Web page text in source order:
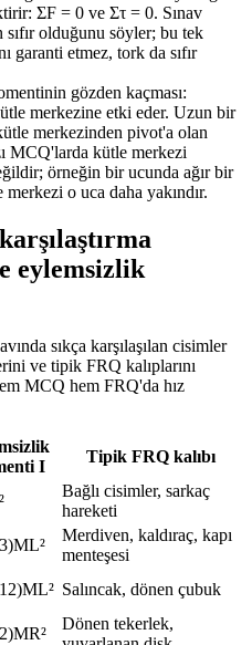
ΣF = 0 ve Στ = 0. Sınav
olduğunu söyler; bu tek
garanti etmez, tork da sıfır
gözden kaçması:
merkezine etki eder. Uzun bir
merkezinden pivot'a olan
MCQ'larda kütle merkezi
örneğin bir ucunda ağır bir
o uca daha yakındır.
eylemsizlik
sıkça karşılaşılan cisimler
ve tipik FRQ kalıplarını
MCQ hem FRQ'da hız
I
Tipik FRQ kalıbı
Bağlı cisimler, sarkaç
hareketi
Merdiven, kaldıraç, kapı
menteşesi
Salıncak, dönen çubuk
Dönen tekerlek,